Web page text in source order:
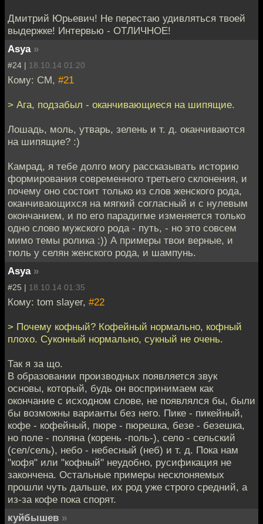
Дмитрий Юрьевич! Не перестаю удивляться твоей
выдержке! Интервью - ОТЛИЧНОЕ!
Asya »
#24 | 18.10.14 01:20
Кому: СМ, #21
> Ага, подзабыл - оканчивающиеся на шипящие.
Лошадь, моль, утварь, зелень и т. д. оканчиваются
на шипящие? :)
Камрад, я тебе долго могу рассказывать историю
формирования современного третьего склонения, и
почему оно состоит только из слов женского рода,
оканчивающихся на мягкий согласный и с нулевым
окончанием, и по его парадигме изменяется только
одно слово мужского рода - путь, - но это совсем
мимо темы ролика :)) А примеры твои верные, и
тюль у селян женского рода, и шампунь.
Asya »
#25 | 18.10.14 01:35
Кому: tom slayer, #22
> Почему кофный? Кофейный нормально, кофный
плохо. Суконный нормально, сукный не очень.
Так я за що.
В образовании производных появляется звук
основы, который, будь он воспринимаем как
окончание с исходном слове, не появлялся бы, были
бы возможны варианты без него. Пике - пикейный,
кофе - кофейный, пюре - пюрешка, безе - безешка,
но поле - поляна (корень -поль-), село - сельский
(сел/сель), небо - небесный (неб) и т. д. Пока нам
"кофя" или "кофный" неудобно, русификация не
закончена. Остальные примеры несклоняемых
прошли чуть дальше, их род уже строго средний, а
из-за кофе пока спорят.
куйбышев »